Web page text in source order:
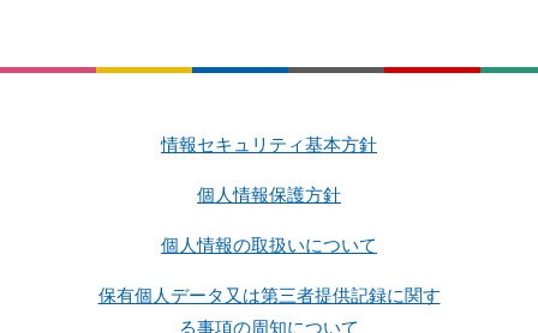
情報セキュリティ基本方針
個人情報保護方針
個人情報の取扱いについて
保有個人データ又は第三者提供記録に関す
る事項の周知について